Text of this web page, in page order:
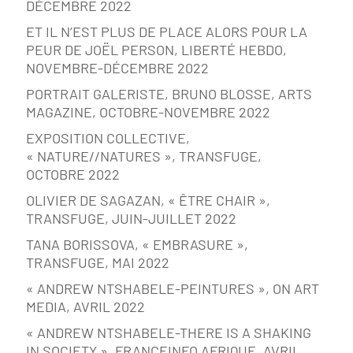
DÉCEMBRE 2022
ET IL N’EST PLUS DE PLACE ALORS POUR LA
PEUR DE JOËL PERSON, LIBERTÉ HEBDO,
NOVEMBRE-DÉCEMBRE 2022
PORTRAIT GALERISTE, BRUNO BLOSSE, ARTS
MAGAZINE, OCTOBRE-NOVEMBRE 2022
EXPOSITION COLLECTIVE,
« NATURE//NATURES », TRANSFUGE,
OCTOBRE 2022
OLIVIER DE SAGAZAN, « ÊTRE CHAIR »,
TRANSFUGE, JUIN-JUILLET 2022
TANA BORISSOVA, « EMBRASURE »,
TRANSFUGE, MAI 2022
« ANDREW NTSHABELE-PEINTURES », ON ART
MEDIA, AVRIL 2022
« ANDREW NTSHABELE-THERE IS A SHAKING